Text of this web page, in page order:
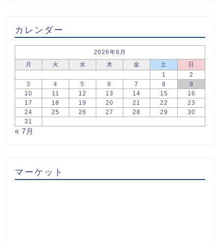
カレンダー
2026年8月
月
火 水 木 金 土
日
1
2
3
4 5 6 7 8
9
10
11 12 13 14 15
16
17
18 19 20 21 22
23
24
25 26 27 28 29
30
31
« 7月
マーケット